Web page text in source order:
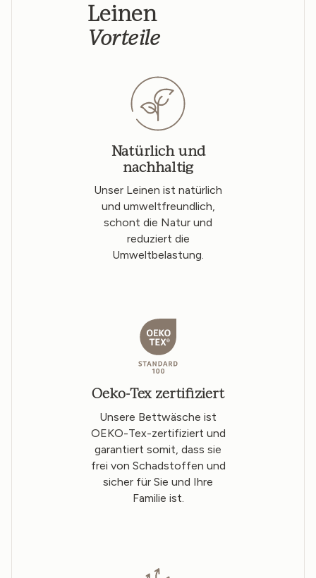
Leinen
Vorteile
Natürlich und
nachhaltig
Unser Leinen ist natürlich
und umweltfreundlich,
schont die Natur und
reduziert die
Umweltbelastung.
Oeko-Tex zertifiziert
Unsere Bettwäsche ist
OEKO-Tex-zertifiziert und
garantiert somit, dass sie
frei von Schadstoffen und
sicher für Sie und Ihre
Familie ist.